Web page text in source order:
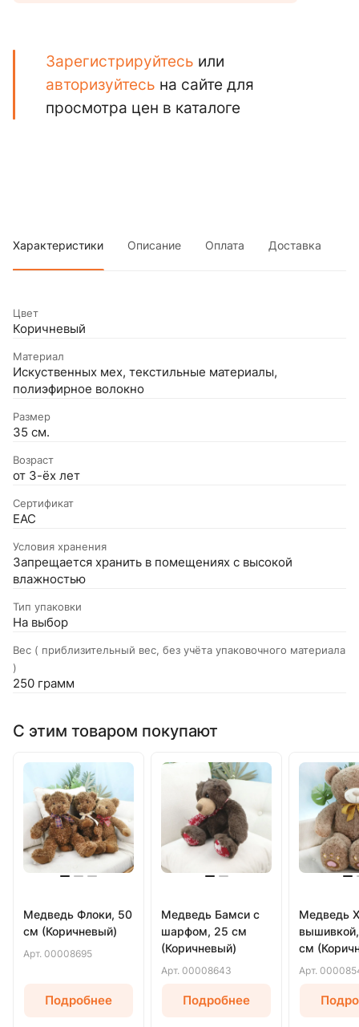
Зарегистрируйтесь или
авторизуйтесь на сайте для
просмотра цен в каталоге
Характеристики Описание Оплата Доставка
Цвет
Коричневый
Материал
Искуственных мех, текстильные материалы,
полиэфирное волокно
Размер
35 см.
Возраст
от 3-ёх лет
Сертификат
EAC
Условия хранения
Запрещается хранить в помещениях с высокой
влажностью
Тип упаковки
На выбор
Вес ( приблизительный вес, без учёта упаковочного материала
)
250 грамм
С этим товаром покупают
Медведь Флоки, 50
см (Коричневый)
Арт. 00008695
Подробнее
Медведь Бамси с
шарфом, 25 см
(Коричневый)
Арт. 00008643
Подробнее
Медведь
см
Арт.